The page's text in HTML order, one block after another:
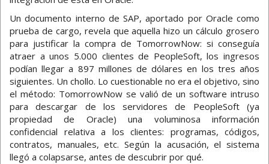
Un documento interno de SAP, aportado por Oracle como
prueba de cargo, revela que aquella hizo un cálculo grosero
para justificar la compra de TomorrowNow: si conseguía
atraer a unos 5.000 clientes de PeopleSoft, los ingresos
podían llegar a 897 millones de dólares en los tres años
siguientes. Un chollo. Lo cuestionable no era el objetivo, sino
el método: TomorrowNow se valió de un software intruso
para descargar de los servidores de PeopleSoft (ya
propiedad de Oracle) una voluminosa información
confidencial relativa a los clientes: programas, códigos,
contratos, manuales, etc. Según la acusación, el sistema
llegó a colapsarse, antes de descubrir por qué.